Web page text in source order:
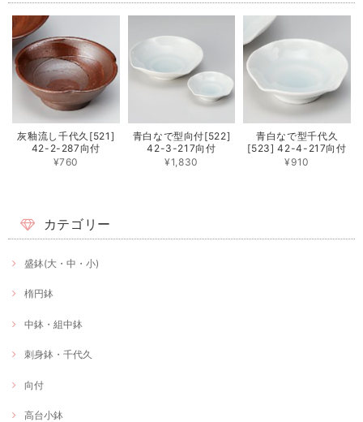
灰釉流し千代久[521]
42-2-287向付
¥760
青白なで型向付[522]
42-3-217向付
¥1,830
青白なで型千代久
[523] 42-4-217向付
¥910
カテゴリー
盛鉢(大・中・小)
楕円鉢
中鉢・組中鉢
刺身鉢・千代久
向付
高台小鉢